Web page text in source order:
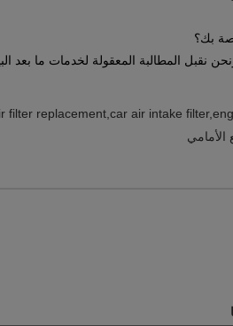
بك؟
filter replacement,car air intake